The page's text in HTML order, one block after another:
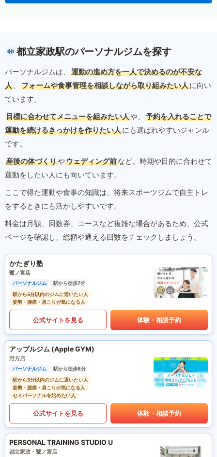
都立家政駅のパーソナルジムを探す
パーソナルジムは、
運動の進め方を一人で決めるのが不安な
人 、 フォームや食事管理を相談しながら取り組みたい人に向い
ています。
目標に合わせてメニューを組みたい人や、
予約を入れることで
運動を続けるきっかけを作りたい人にも選ばれやすいジャンル
です。
産後の体づくりやウェディング前など、時期や目的に合わせて
運動をしたい人にも向いています。
ここで得た運動や食事の知識は、将来スポーツジムで自主トレ
をするときにも活かしやすいです。
料金は月額、回数券、コースなど複雑な場合があるため、公式
ページを確認し、総額や通える回数をチェックしましょう。
かたぎり塾
鷺ノ宮店
パーソナルジム
駅から徒歩7分
駅から5分以内のジムに通いたい人
姿勢・腰痛・肩こりが気になる人
公式サイトを見る 体験・相談予約
アップルジム (Apple GYM)
野方店
パーソナルジム
駅から徒歩8分
駅から5分以内のジムに通いたい人
姿勢・腰痛・肩こりが気になる人
セミパーソナルを始めたい人
公式サイトを見る 体験・相談予約
PERSONAL TRAINING STUDIO U
都立家政・鷺ノ宮店